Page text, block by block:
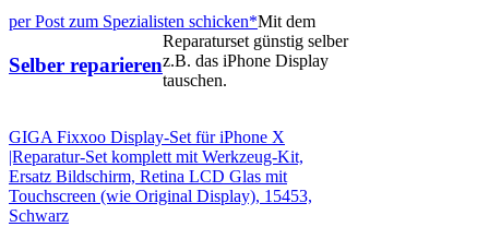
per Post zum Spezialisten schicken*
Selber reparieren
Mit dem
Reparaturset günstig selber
z.B. das iPhone Display
tauschen.
GIGA Fixxoo Display-Set für iPhone X
|Reparatur-Set komplett mit Werkzeug-Kit,
Ersatz Bildschirm, Retina LCD Glas mit
Touchscreen (wie Original Display), 15453,
Schwarz